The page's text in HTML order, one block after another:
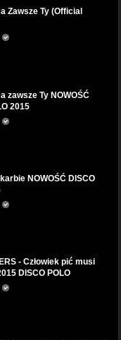
Zawsze Ty (Official
zawsze Ty NOWOŚĆ
2015
NOWOŚĆ DISCO
- Człowiek pić musi
DISCO POLO